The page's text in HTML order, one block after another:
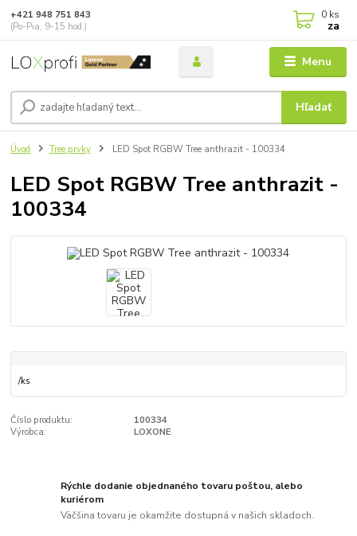
Menu
Hľadať
+421 948 751 843
(Po-Pia, 9-15 hod.)
0 ks
za
Úvod Tree prvky LED Spot RGBW Tree anthrazit - 100334
LED Spot RGBW Tree anthrazit -
100334
/ks
Číslo produktu:
100334
Výrobca:
LOXONE
Rýchle dodanie objednaného tovaru poštou, alebo
kuriérom
Väčšina tovaru je okamžite dostupná v našich skladoch.